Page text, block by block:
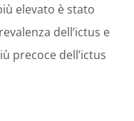
elevato è stato
dell’ictus e
precoce dell’ictus